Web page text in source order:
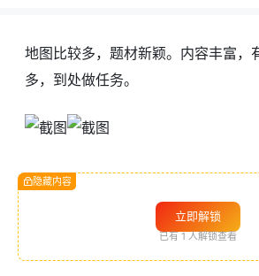
地图比较多，题材新颖。内容丰富，
多，到处做任务。
隐藏内容
立即解锁
已有 1 人解锁查看